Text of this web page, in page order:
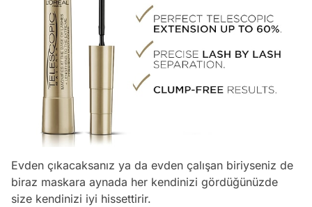
Evden çıkacaksanız ya da evden çalışan biriyseniz de
biraz maskara aynada her kendinizi gördüğünüzde
size kendinizi iyi hissettirir.